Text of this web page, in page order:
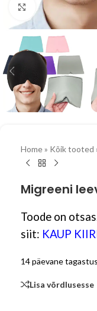
Vaata suuremalt
Home» Kõik tooted
Migreeni
Toode on
siit: KAUP
14 päevane
Lisa võrdlusesse